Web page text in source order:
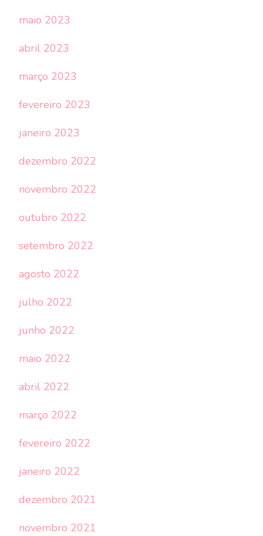
maio 2023
abril 2023
março 2023
fevereiro 2023
janeiro 2023
dezembro 2022
novembro 2022
outubro 2022
setembro 2022
agosto 2022
julho 2022
junho 2022
maio 2022
abril 2022
março 2022
fevereiro 2022
janeiro 2022
dezembro 2021
novembro 2021